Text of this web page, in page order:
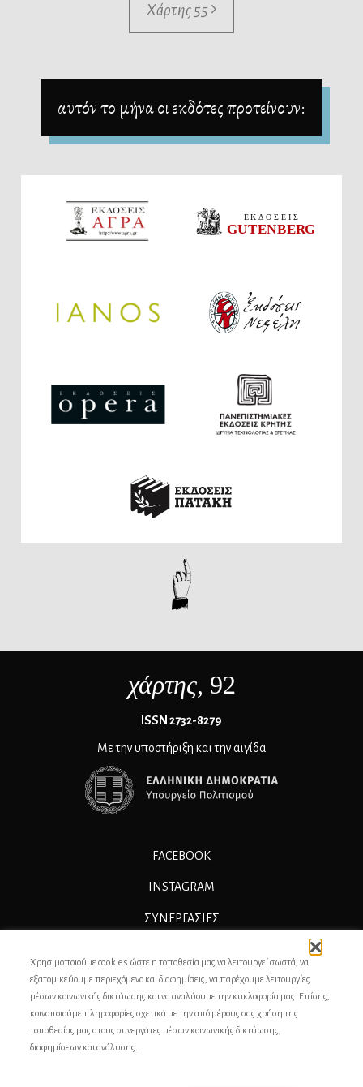
Χάρτης 55
αυτόν το μήνα οι εκδότες προτείνουν:
χάρτης, 92
ΙSSN 2732-8279
Με την υποστήριξη και την αιγίδα
FACEBOOK
INSTAGRAM
ΣΥΝΕΡΓΑΣΊΕΣ
ΕΠΙΚΟΙΝΩΝΙΑ
ΣΥΝΤΕΛΕΣΤΕΣ
Χρησιμοποιούμε cookies ώστε η τοποθεσία μας να λειτουργεί σωστά, να
εξατομικεύουμε περιεχόμενο και διαφημίσεις, να παρέχουμε λειτουργίες
μέσων κοινωνικής δικτύωσης και να αναλύουμε την κυκλοφορία μας. Επίσης,
κοινοποιούμε πληροφορίες σχετικά με την από μέρους σας χρήση της
τοποθεσίας μας στους συνεργάτες μέσων κοινωνικής δικτύωσης,
διαφημίσεων και ανάλυσης.